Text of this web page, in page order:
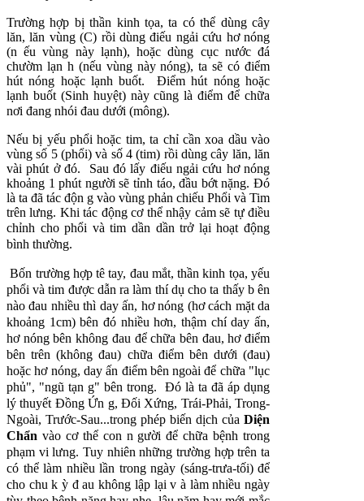
Trường hợp bị thần kinh tọa, ta có thể dùng cây
lăn, lăn vùng (C) rồi dùng điếu ngải cứu hơ nóng
(n ếu vùng này lạnh), hoặc dùng cục nước đá
chườm lạn h (nếu vùng này nóng), ta sẽ có điểm
hút nóng hoặc lạnh buốt. Ðiểm hút nóng hoặc
lạnh buốt (Sinh huyệt) này cũng là điểm để chữa
nơi đang nhói đau dưới (mông).
Nếu bị yếu phổi hoặc tim, ta chỉ cần xoa dầu vào
vùng số 5 (phổi) và số 4 (tim) rồi dùng cây lăn, lăn
vài phút ở đó. Sau đó lấy điếu ngải cứu hơ nóng
khoảng 1 phút người sẽ tỉnh táo, đầu bớt nặng. Ðó
là ta đã tác độn g vào vùng phản chiếu Phổi và Tim
trên lưng. Khi tác động cơ thể nhậy cảm sẽ tự điều
chỉnh cho phổi và tim dần dần trở lại hoạt động
bình thường.
Bốn trường hợp tê tay, đau mắt, thần kinh tọa, yếu
phổi và tim được dẫn ra làm thí dụ cho ta thấy b ên
nào đau nhiều thì day ấn, hơ nóng (hơ cách mặt da
khoảng 1cm) bên đó nhiều hơn, thậm chí day ấn,
hơ nóng bên không đau để chữa bên đau, hơ điểm
bên trên (không đau) chữa điểm bên dưới (đau)
hoặc hơ nóng, day ấn điểm bên ngoài để chữa "lục
phủ", "ngũ tạn g" bên trong. Ðó là ta đã áp dụng
lý thuyết Ðồng Ứn g, Ðối Xứng, Trái-Phải, Trong-
Ngoài, Trước-Sau...trong phép biến dịch của Diện
Chẩn vào cơ thể con n gười để chữa bệnh trong
phạm vi lưng. Tuy nhiên những trường hợp trên ta
có thể làm nhiều lần trong ngày (sáng-trưa-tối) để
cho chu k ỳ đ au không lập lại v à làm nhiều ngày